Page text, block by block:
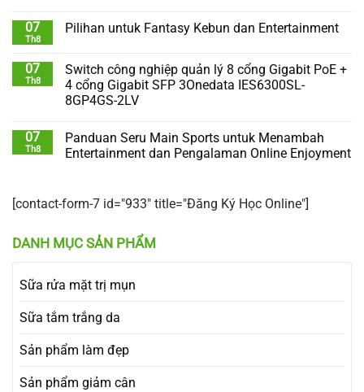
07
Th8
Pilihan untuk Fantasy Kebun dan Entertainment
07
Th8
Switch công nghiệp quản lý 8 cổng Gigabit PoE +
4 cổng Gigabit SFP 3Onedata IES6300SL-
8GP4GS-2LV
07
Th8
Panduan Seru Main Sports untuk Menambah
Entertainment dan Pengalaman Online Enjoyment
[contact-form-7 id="933" title="Đăng Ký Học Online"]
DANH MỤC SẢN PHẨM
Sữa rửa mặt trị mụn
Sữa tắm trắng da
Sản phẩm làm đẹp
Sản phẩm giảm cân